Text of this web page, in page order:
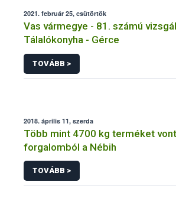
2021. február 25, csütörtök
Vas vármegye - 81. számú
Tálalókonyha - Gérce
TOVÁBB >
2018. április 11, szerda
Több mint 4700 kg terméket
forgalomból a Nébih
TOVÁBB >